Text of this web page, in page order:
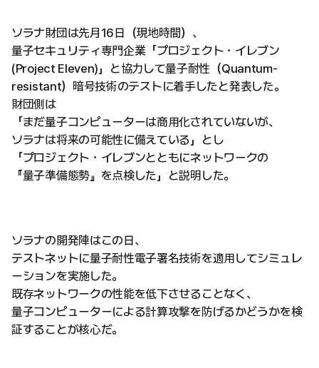
ソラナ財団は先月16日（現地時間）、
量子セキュリティ専門企業「プロジェクト・イレブン
(Project Eleven)」と協力して量子耐性（Quantum-
resistant）暗号技術のテストに着手したと発表した。
財団側は
「まだ量子コンピューターは商用化されていないが、
ソラナは将来の可能性に備えている」とし
「プロジェクト・イレブンとともにネットワークの
『量子準備態勢』を点検した」と説明した。
ソラナの開発陣はこの日、
テストネットに量子耐性電子署名技術を適用してシミュレ
ーションを実施した。
既存ネットワークの性能を低下させることなく、
量子コンピューターによる計算攻撃を防げるかどうかを検
証することが核心だ。